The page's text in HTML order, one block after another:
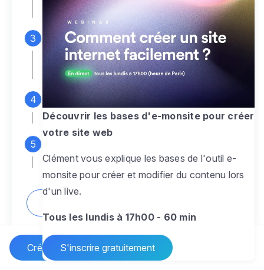
Créer un site Internet
espace d'administration
Personnalisez entièrement le
designpour créer un site web sur-mesure,
à votre image
Ajoutez des pagessans limite pour
présenter votre activité, votre passion
pour rendre votre site dynamique
Découvrir les bases d'e-monsite pour créer
votre site web
Clément vous explique les bases de l'outil e-
monsite pour créer et modifier du contenu lors
d'un live.
Tous les lundis à 17h00 - 60 min
S'inscrire gratuitement